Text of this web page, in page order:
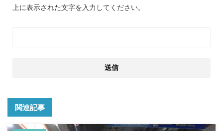
上に表示された文字を入力してください。
関連記事